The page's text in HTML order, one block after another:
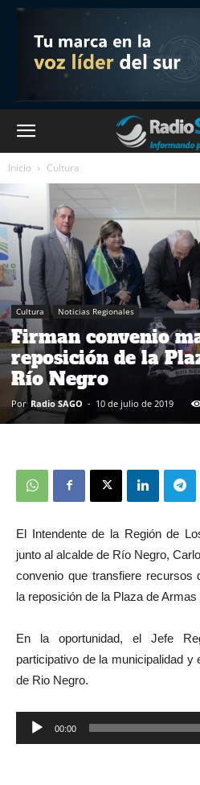
Inicio Cultura
Cultura Noticias Regionales
Firman convenio
reposición de la
Río Negro
Por Radio SAGO - 10 de julio de 2019
El Intendente de la Región de
junto al alcalde de Río Negro,
convenio que transfiere recursos
la reposición de la Plaza de
En la oportunidad, el Jefe
participativo de la municipalidad y
de Rio Negro.
Reproductor
de
00:00